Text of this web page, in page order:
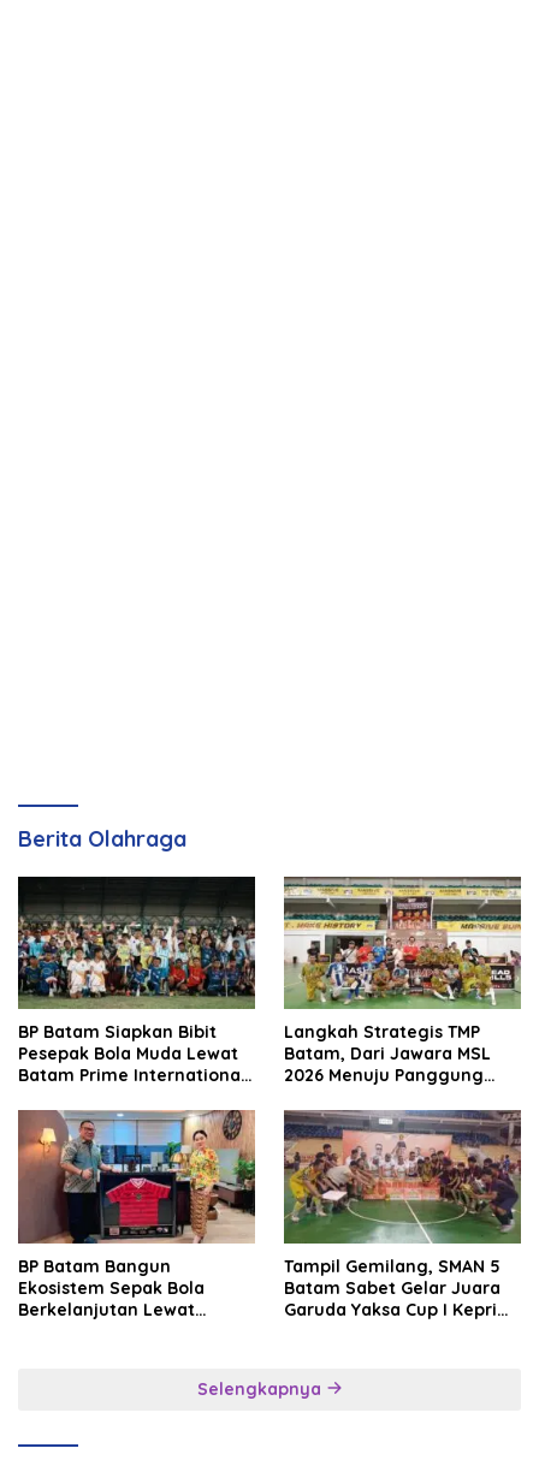
Berita Olahraga
BP Batam Siapkan Bibit
Pesepak Bola Muda Lewat
Batam Prime International
Langkah Strategis TMP
Batam, Dari Jawara MSL
2026 Menuju Panggung
BP Batam Bangun
Ekosistem Sepak Bola
Berkelanjutan Lewat
Tampil Gemilang, SMAN 5
Batam Sabet Gelar Juara
Garuda Yaksa Cup I Kepri
Selengkapnya